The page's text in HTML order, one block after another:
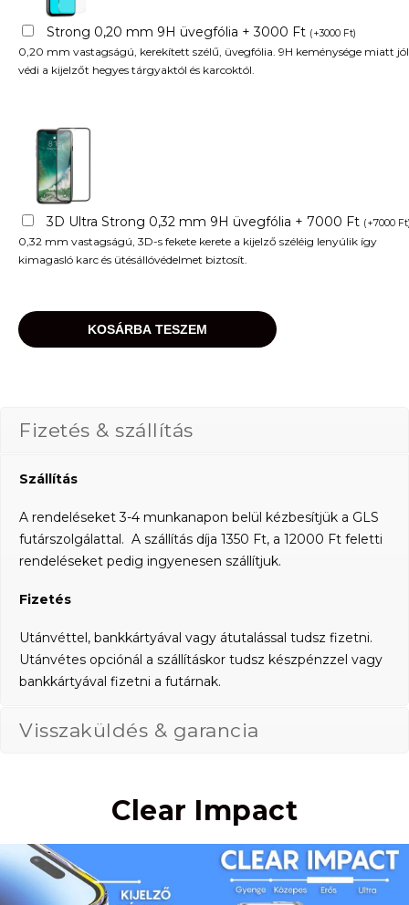
Strong 0,20 mm 9H üvegfólia + 3000 Ft (+3000 Ft)
0,20 mm vastagságú, kerekített szélű, üvegfólia. 9H keménysége miatt jól
védi a kijelzőt hegyes tárgyaktól és karcoktól.
3D Ultra Strong 0,32 mm 9H üvegfólia + 7000 Ft (+7000 Ft
0,32 mm vastagságú, 3D-s fekete kerete a kijelző széléig lenyúlik így
kimagasló karc és ütésállóvédelmet biztosít.
KOSÁRBA TESZEM
Fizetés & szállítás
Szállítás
A rendeléseket 3-4 munkanapon belül kézbesítjük a GLS
futárszolgálattal. A szállítás díja 1350 Ft, a 12000 Ft feletti
rendeléseket pedig ingyenesen szállítjuk.
Fizetés
Utánvéttel, bankkártyával vagy átutalással tudsz fizetni.
Utánvétes opciónál a szállításkor tudsz készpénzzel vagy
bankkártyával fizetni a futárnak.
Visszaküldés & garancia
Clear Impact